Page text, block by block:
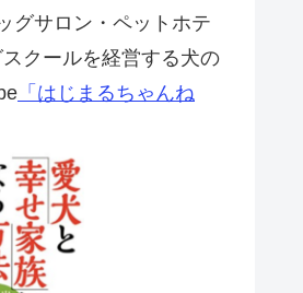
グサロン・ペットホテ
クールを経営する犬の
「はじまるちゃんね